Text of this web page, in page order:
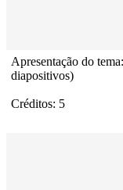
Apresentação do
diapositivos)
Créditos: 5